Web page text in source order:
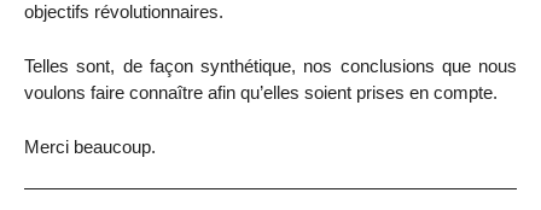
objectifs révolutionnaires.
Telles sont, de façon synthétique, nos conclusions que nous
voulons faire connaître afin qu’elles soient prises en compte.
Merci beaucoup.